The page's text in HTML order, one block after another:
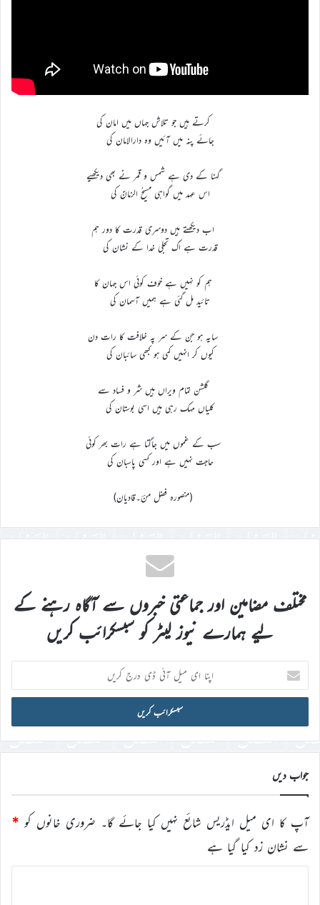
کرتے ہیں جو تلاش جہاں میں امان کی
جائے پنہ میں آئیں وہ دارالامان کی
گہنا کے دی ہے شمس و قمر نے بھی دیکھیے
اس عہد میں گواہی مسیحُ الزمانؑ کی
اب دیکھتے ہیں دوسری قدرت کا دور ہم
قدرت ہے اک تجلی خدا کے نشان کی
ہم کو نہیں ہے خوف کوئی اس جہان کا
تائید مل گئی ہے ہمیں آسمان کی
سایہ ہو جن کے سر پہ خلافت کا رات دن
کیوں کر انہیں کمی ہو کبھی سائبان کی
گلشن تمام ویراں ہیں شر و فساد سے
کلیاں مہک رہی ہیں اسی بوستان کی
سب کے غموں میں جاگتا ہے رات بھر کوئی
حاجت نہیں ہے اور کسی پاسبان کی
(منصورہ فضل منؔ۔قادیان)
مختلف مضامین اور جماعتی خبروں سے آگاہ رہنے کے
لیے ہمارے نیوز لیٹر کو سبسکرائب کریں
اپنا
ای
میل
ڈی
درج
کریں
جواب دیں
آپ کا ای میل ایڈریس شائع نہیں کیا جائے گا۔ ضروری خانوں کو *
سے نشان زد کیا گیا ہے